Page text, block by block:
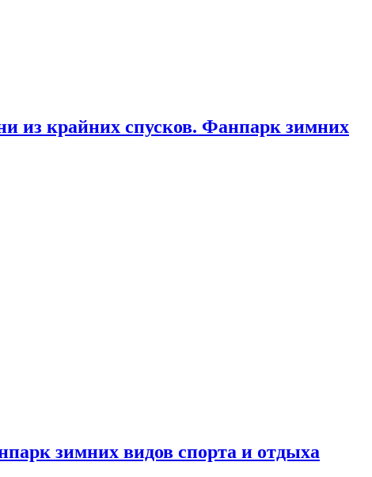
из крайних спусков. Фанпарк зимних
зимних видов спорта и отдыха